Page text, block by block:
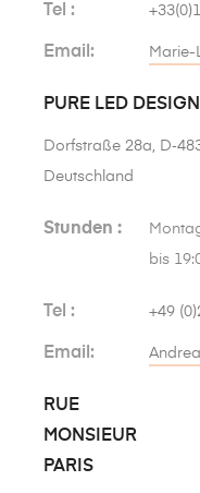
Tel :
Email: Marie-
PURE LED DESIGN
Dorfstraße 28a,
Deutschland
Stunden :
bis
Tel : +49
Email:
RUE
MONSIEUR
PARIS